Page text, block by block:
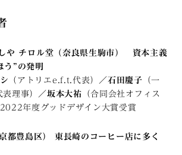
や チロル堂（奈良県生駒市） 資本主義
う”の発明
（アトリエe.f.t.代表）／ 石田慶子 （一
理事）／ 坂本大祐 （合同会社オフィス
年度グッドデザイン大賞受賞
豊島区） 東長崎のコーヒー店に多く